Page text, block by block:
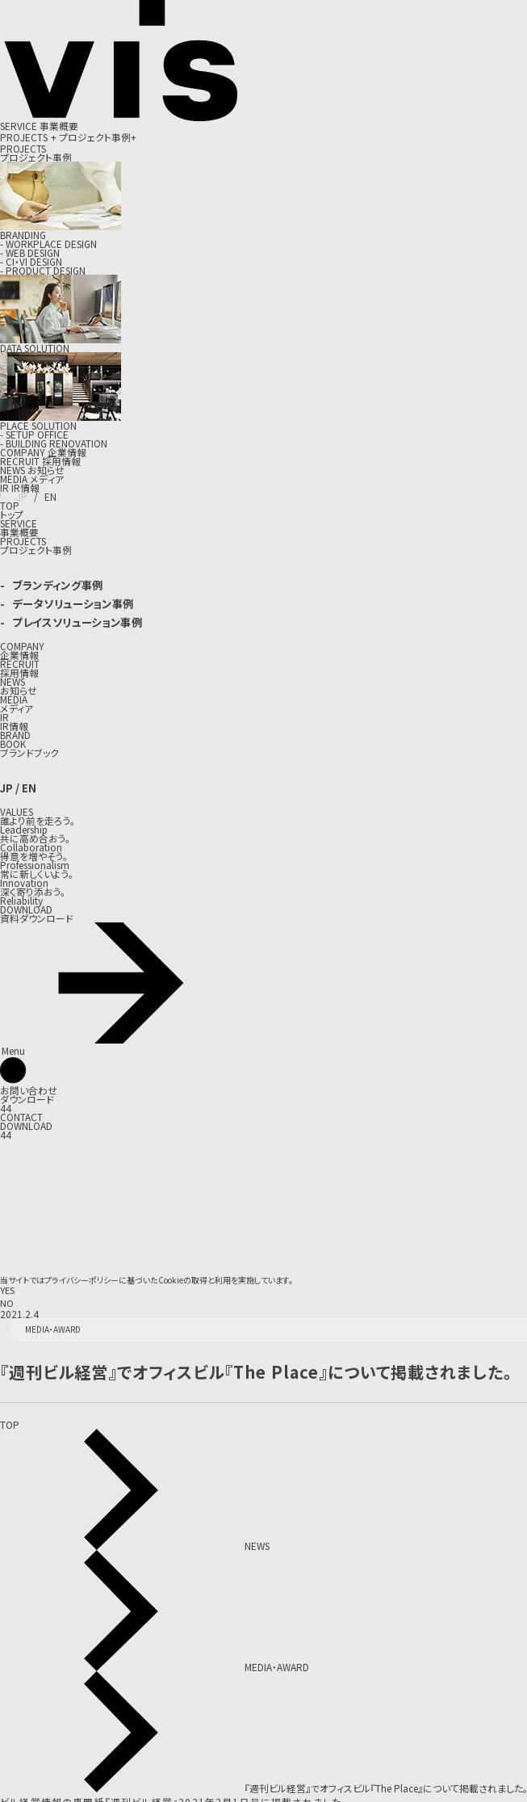
SERVICE 事業概要
PROJECTS +プロジェクト事例+
PROJECTS
プロジェクト事例
BRANDING
- WORKPLACE DESIGN
- WEB DESIGN
- CI・VI DESIGN
- PRODUCT DESIGN
DATA SOLUTION
PLACE SOLUTION
- SETUP OFFICE
- BUILDING RENOVATION
COMPANY企業情報
RECRUIT採用情報
NEWSお知らせ
MEDIAメディア
IRIR情報
JP / EN
TOP
トップ
SERVICE
事業概要
PROJECTS
プロジェクト事例
ブランディング事例
データソリューション事例
プレイスソリューション事例
COMPANY
企業情報
RECRUIT
採用情報
NEWS
お知らせ
MEDIA
メディア
IR
IR情報
BRAND
BOOK
ブランドブック
JP / EN
VALUES
誰より前を走ろう。
Leadership
共に高め合おう。
Collaboration
得意を増やそう。
Professionalism
常に新しくいよう。
Innovation
深く寄り添おう。
Reliability
DOWNLOAD
資料ダウンロード
Menu
お問い合わせ
ダウンロード
44
CONTACT
DOWNLOAD
44
当サイトではプライバシーポリシーに基づいたCookieの取得と利用を実施しています。
YES
NO
2021.2.4
MEDIA・AWARD
『週刊ビル経営』でオフィスビル『The Place』について掲載されました。
TOP
NEWS
MEDIA・AWARD
『週刊ビル経営』でオフィスビル『The Place』について掲載されました。